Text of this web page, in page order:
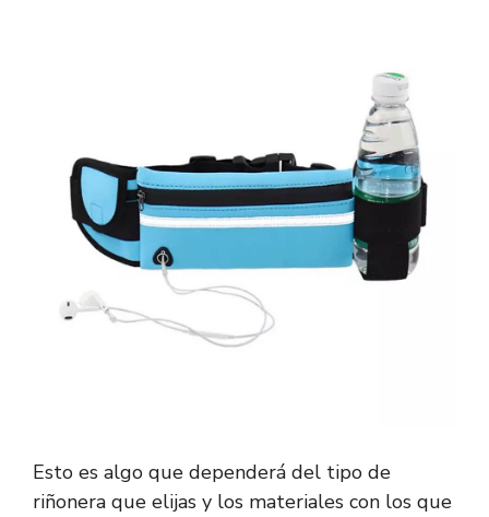
Esto es algo que dependerá del tipo de
riñonera que elijas y los materiales con los que